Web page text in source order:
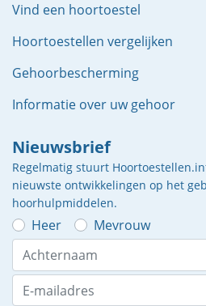
Vind een hoortoestel
Hoortoestellen vergelijken
Gehoorbescherming
Informatie over uw gehoor
Nieuwsbrief
Regelmatig stuurt
nieuwste ontwikkelingen op het
hoorhulpmiddelen.
Heer Mevrouw